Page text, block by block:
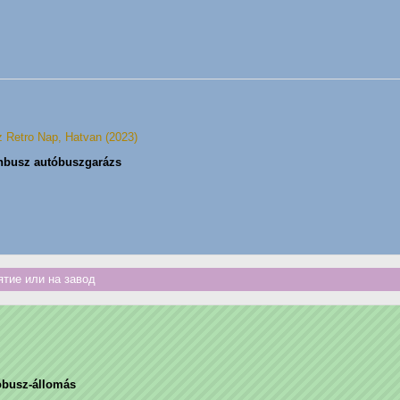
Retro Nap, Hatvan (2023)
autóbuszgarázs
или на завод
állomás